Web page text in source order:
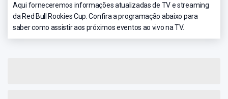
Aqui forneceremos informações atualizadas de TV e streaming
da Red Bull Rookies Cup. Confira a programação abaixo para
saber como assistir aos próximos eventos ao vivo na TV.